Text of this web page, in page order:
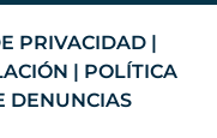
PRIVACIDAD |
| POLÍTICA
DENUNCIAS